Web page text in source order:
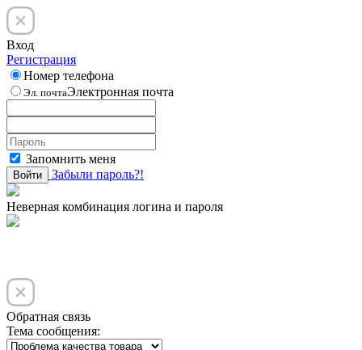
Вход
Регистрация
Номер телефона
Эл. почтаЭлектронная почта
Запомнить меня
Войти Забыли пароль?!
Неверная комбинация логина и пароля
Обратная связь
Тема сообщения: